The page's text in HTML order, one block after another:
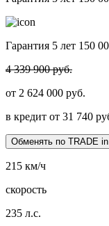
Гарантия 5 лет 150
4 339 900 руб.
от 2 624 000 руб.
в кредит от 31 740
Обменять по TRADE in
215 км/ч
скорость
235 л.с.